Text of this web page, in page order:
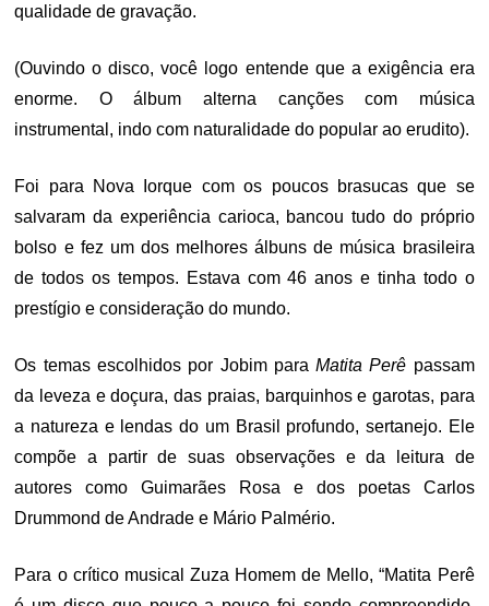
qualidade de gravação.
(Ouvindo o disco, você logo entende que a exigência era
enorme. O álbum alterna canções com música
instrumental, indo com naturalidade do popular ao erudito).
Foi para Nova Iorque com os poucos brasucas que se
salvaram da experiência carioca, bancou tudo do próprio
bolso e fez um dos melhores álbuns de música brasileira
de todos os tempos. Estava com 46 anos e tinha todo o
prestígio e consideração do mundo.
Os temas escolhidos por Jobim paraMatita Perê passam
da leveza e doçura, das praias, barquinhos e garotas, para
a natureza e lendas do um Brasil profundo, sertanejo. Ele
compõe a partir de suas observações e da leitura de
autores como Guimarães Rosa e dos poetas Carlos
Drummond de Andrade e Mário Palmério.
Para o crítico musical Zuza Homem de Mello, “Matita Perê